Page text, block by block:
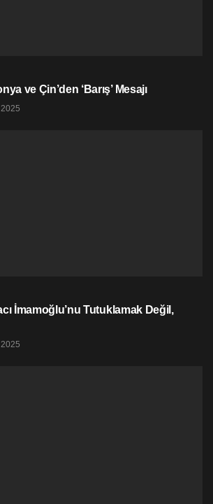
ve Çin’den ‘Barış’ Mesajı
İmamoğlu’nu Tutuklamak Değil,